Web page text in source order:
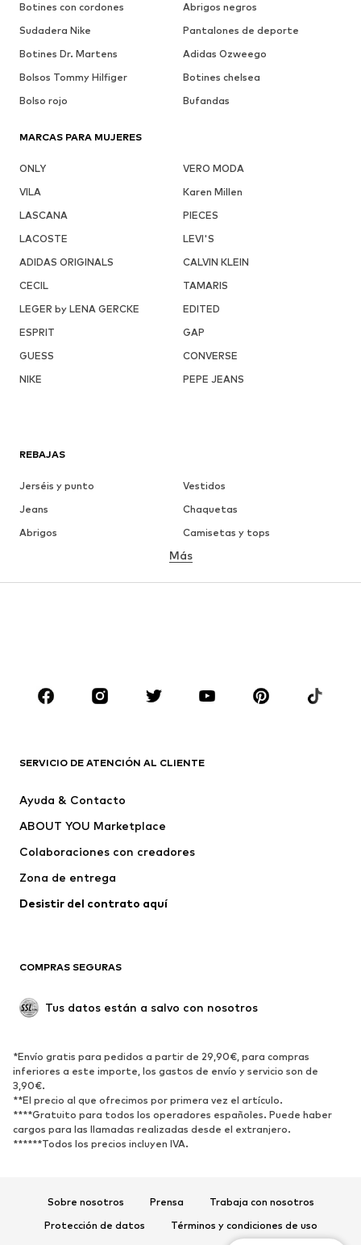
Botines con cordones
Abrigos negros
Sudadera Nike
Pantalones de deporte
Botines Dr. Martens
Adidas Ozweego
Bolsos Tommy Hilfiger
Botines chelsea
Bolso rojo
Bufandas
MARCAS PARA MUJERES
ONLY
VERO MODA
VILA
Karen Millen
LASCANA
PIECES
LACOSTE
LEVI'S
ADIDAS ORIGINALS
CALVIN KLEIN
CECIL
TAMARIS
LEGER by LENA GERCKE
EDITED
ESPRIT
GAP
GUESS
CONVERSE
NIKE
PEPE JEANS
REBAJAS
Jerséis y punto
Vestidos
Jeans
Chaquetas
Abrigos
Camisetas y tops
Ropa interior
Faldas
Blusas y camisas
Zapatos
Deporte
Vestidos
Camisetas y tops
Chaquetas
Jerséis y punto
Ropa interior
Abrigos
Tallas grandes
Reciclado
ZAPATOS
Nuevo
Zapatillas de deporte
Botines
Zapatos de tacón y plataforma Botas
Zapatillas de casa
Exclusivo
Más
SERVICIO DE ATENCIÓN AL CLIENTE
Ayuda & Contacto
ABOUT YOU Marketplace
Colaboraciones con creadores
Zona de entrega
Desistir del contrato aquí
COMPRAS SEGURAS
Tus datos están a salvo con nosotros
*Envío gratis para pedidos a partir de 29,90€, para compras
inferiores a este importe, los gastos de envío y servicio son de
3,90€.
**El precio al que ofrecimos por primera vez el artículo.
****Gratuito para todos los operadores españoles. Puede haber
cargos para las llamadas realizadas desde el extranjero.
******Todos los precios incluyen IVA.
Sobre nosotros Prensa
Trabaja con nosotros
Protección de datos
Términos y condiciones de uso